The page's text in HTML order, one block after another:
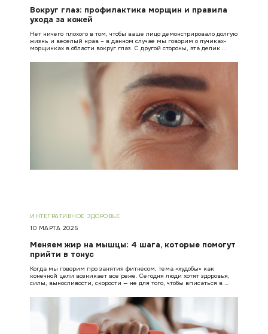
Вокруг глаз: профилактика морщин и правила
ухода за кожей
Нет ничего плохого в том, чтобы ваше лицо демонстрировало долгую
жизнь и веселый нрав – в данном случае мы говорим о лучиках-
морщинках в области вокруг глаз. С другой стороны, эта делик …
ИНТЕГРАТИВНОЕ ЗДОРОВЬЕ
10 МАРТА 2025
Меняем жир на мышцы: 4 шага, которые помогут
прийти в тонус
Когда мы говорим про занятия фитнесом, тема «худобы» как
конечной цели возникает все реже. Сегодня люди хотят здоровья,
силы, выносливости, скорости — не для того, чтобы вписаться в …